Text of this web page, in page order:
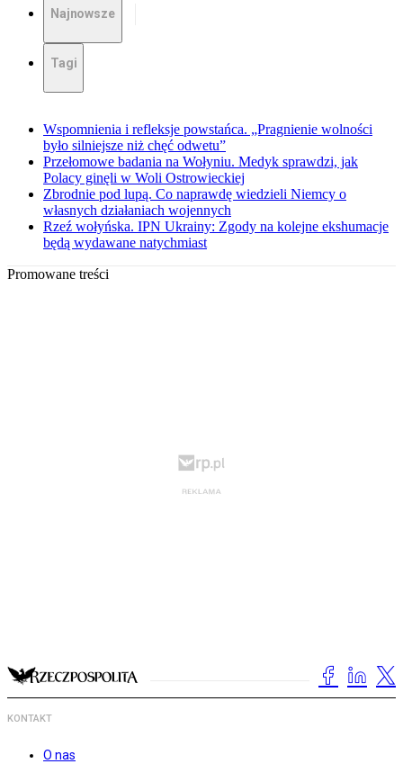
Najnowsze
Tagi
Wspomnienia i refleksje powstańca. „Pragnienie wolności
było silniejsze niż chęć odwetu”
Przełomowe badania na Wołyniu. Medyk sprawdzi, jak
Polacy ginęli w Woli Ostrowieckiej
Zbrodnie pod lupą. Co naprawdę wiedzieli Niemcy o
własnych działaniach wojennych
Rzeź wołyńska. IPN Ukrainy: Zgody na kolejne ekshumacje
będą wydawane natychmiast
Promowane treści
KONTAKT
O nas